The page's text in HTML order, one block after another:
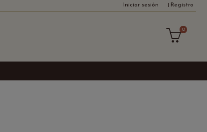
Iniciar sesión Registro
0